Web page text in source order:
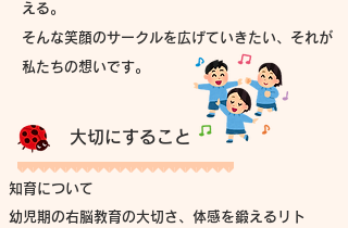
大切にすること
える。
そんな笑顔のサークルを広げていきたい、それが
私たちの想いです。
知育について
幼児期の右脳教育の大切さ、体感を鍛えるリト